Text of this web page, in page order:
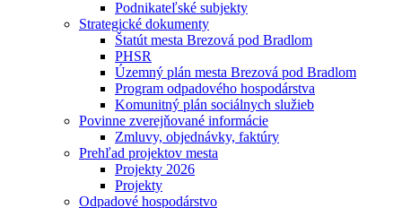
Podnikateľské subjekty
Strategické dokumenty
Štatút mesta Brezová pod Bradlom
PHSR
Územný plán mesta Brezová pod Bradlom
Program odpadového hospodárstva
Komunitný plán sociálnych služieb
Povinne zverejňované informácie
Zmluvy, objednávky, faktúry
Prehľad projektov mesta
Projekty 2026
Projekty
Odpadové hospodárstvo